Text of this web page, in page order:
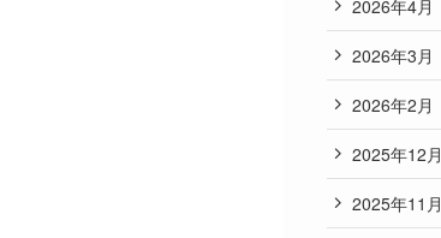
2026年4月
2026年3月
2026年2月
2025年12月
2025年11月